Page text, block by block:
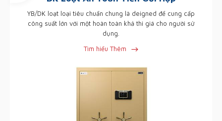
YB/DK loạt loại tiêu chuẩn chung là deigned để cung cấp
công suất lớn với một hoàn toàn khả thi giá cho người sử
dụng.
Tìm hiểu Thêm